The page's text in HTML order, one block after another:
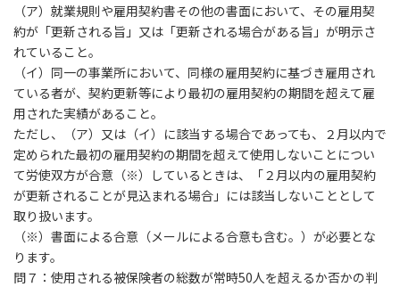
（ア）就業規則や雇用契約書その他の書面において、その雇用契
約が「更新される旨」又は「更新される場合がある旨」が明示さ
れていること。
（イ）同一の事業所において、同様の雇用契約に基づき雇用され
ている者が、契約更新等により最初の雇用契約の期間を超えて雇
用された実績があること。
ただし、（ア）又は（イ）に該当する場合であっても、２月以内で
定められた最初の雇用契約の期間を超えて使用しないことについ
て労使双方が合意（※）しているときは、「２月以内の雇用契約
が更新されることが見込まれる場合」には該当しないこととして
取り扱います。
（※）書面による合意（メールによる合意も含む。）が必要とな
ります。
問７：使用される被保険者の総数が常時50人を超えるか否かの判